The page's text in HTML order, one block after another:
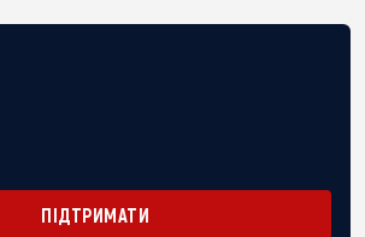
ПІДТРИМАТИ